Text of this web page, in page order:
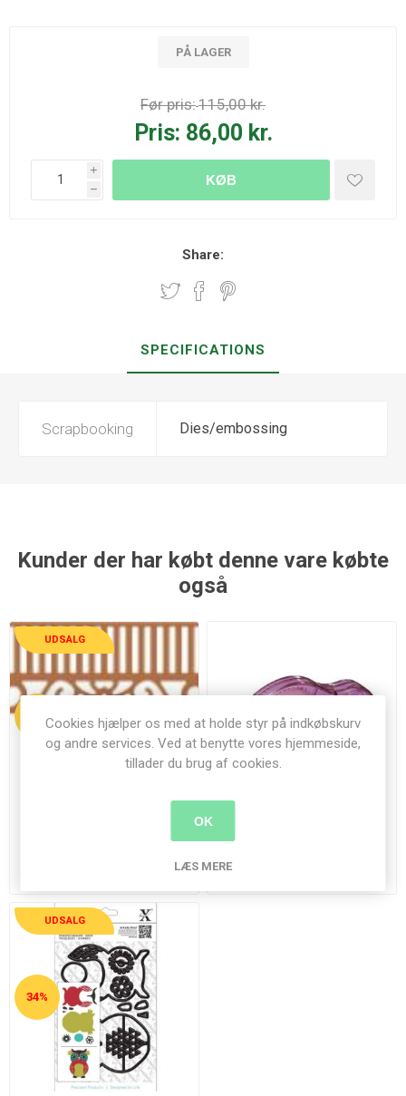
PÅ LAGER
Før pris:115,00 kr.
Pris: 86,00 kr.
i
h
KØB
Share:
SPECIFICATIONS
Scrapbooking Dies/embossing
Kunder der har købt denne vare købte
også
UDSALG
23%
UDSALG
34%
Cookies hjælper os med at holde styr på indkøbskurv
og andre services. Ved at benytte vores hjemmeside,
tillader du brug af cookies.
OK
LÆS MERE